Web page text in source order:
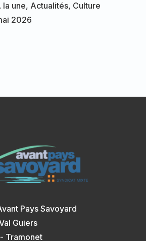
la une, Actualités, Culture
2026
Pays Savoyard
Guiers
Tramonet